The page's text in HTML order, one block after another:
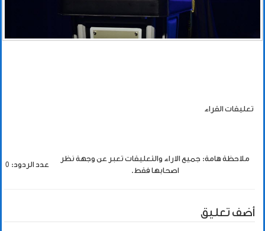
تعليقات القراء
ملاحظة هامة: جميع الاراء والتعليقات تعبر عن وجهة نظر
اصحابها فقط.
عدد الردود: 0
أضف تعليق